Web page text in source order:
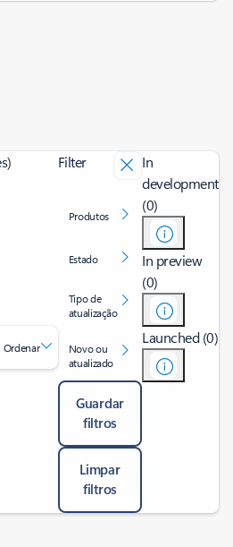
Ordenar
Filter
Produtos
Estado
Tipo de
atualização
Novo ou
atualizado
Guardar
filtros
Limpar
filtros
In
development
(0)
In preview
(0)
Launched (0)